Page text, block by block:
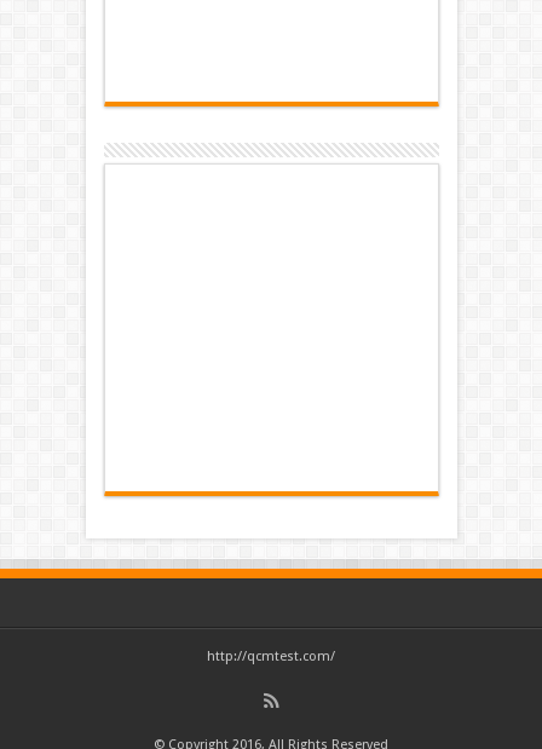
http://qcmtest.com/
© Copyright 2016, All Rights Reserved